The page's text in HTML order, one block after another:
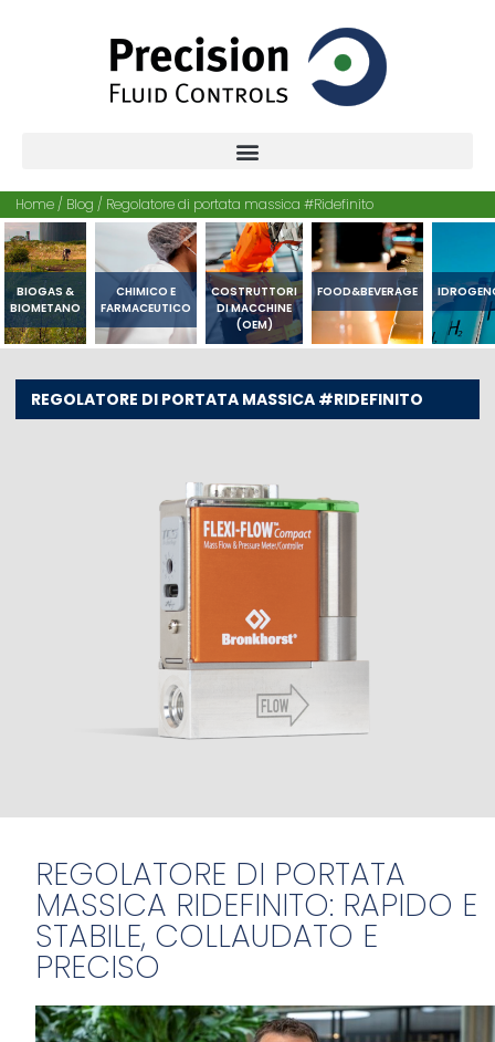
Home / Blog / Regolatore di portata massica #Ridefinito
BIOGAS &
BIOMETANO
CHIMICO E
FARMACEUTICO
COSTRUTTORI
DI MACCHINE
(OEM)
FOOD&BEVERAGE
REGOLATORE DI PORTATA MASSICA #RIDEFINITO
REGOLATORE DI PORTATA
MASSICA RIDEFINITO: RAPIDO E
STABILE, COLLAUDATO E
PRECISO